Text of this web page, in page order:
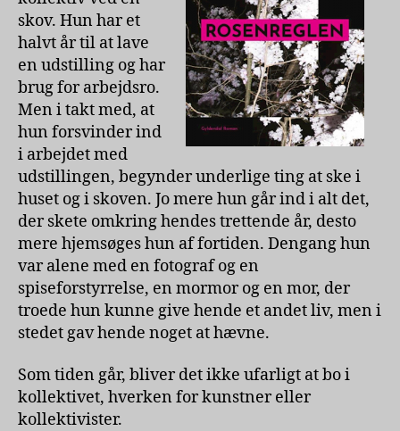
skov. Hun har et
halvt år til at lave
en udstilling og har
brug for arbejdsro.
Men i takt med, at
hun forsvinder ind
i arbejdet med
udstillingen, begynder underlige ting at ske i
huset og i skoven. Jo mere hun går ind i alt det,
der skete omkring hendes trettende år, desto
mere hjemsøges hun af fortiden. Dengang hun
var alene med en fotograf og en
spiseforstyrrelse, en mormor og en mor, der
troede hun kunne give hende et andet liv, men i
stedet gav hende noget at hævne.
Som tiden går, bliver det ikke ufarligt at bo i
kollektivet, hverken for kunstner eller
kollektivister.